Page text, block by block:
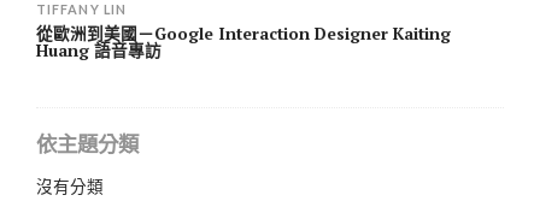
TIFFANY LIN
從歐洲到美國－Google Interaction Designer Kaiting
Huang 語音專訪
依主題分類
沒有分類